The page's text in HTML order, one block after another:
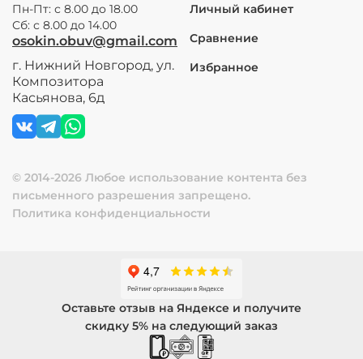
Пн-Пт: с 8.00 до 18.00
Сб: с 8.00 до 14.00
osokin.obuv@gmail.com
г. Нижний Новгород, ул.
Композитора
Касьянова, 6д
Личный кабинет
Сравнение
Избранное
© 2014-2026 Любое использование контента без
письменного разрешения запрещено.
Политика конфиденциальности
Оставьте отзыв на Яндексе и получите
скидку 5% на следующий заказ